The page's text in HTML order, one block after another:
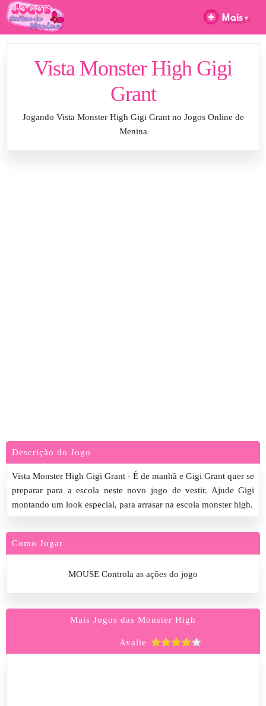
Vista Monster High Gigi
Grant
Jogando Vista Monster High Gigi Grant no Jogos Online de
Menina
Descrição do Jogo
Vista Monster High Gigi Grant - É de manhã e Gigi Grant quer se
preparar para a escola neste novo jogo de vestir. Ajude Gigi
montando um look especial, para arrasar na escola monster high.
Como Jogar
MOUSE Controla as ações do jogo
Mais Jogos das Monster High
Avalie